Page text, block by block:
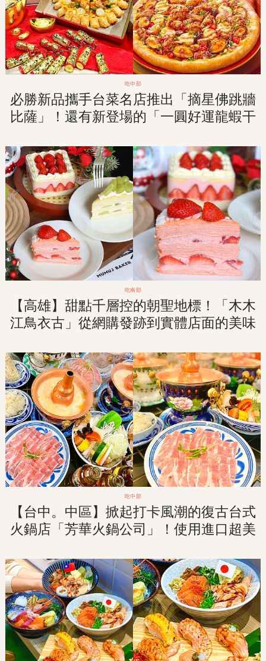
吃中部
必勝新品攜手台菜名店推出「摘星佛跳牆
比薩」！還有新登場的「一圓好運龍蝦干
吃南部
【高雄】甜點千層控的朝聖地標！「木木
江鳥衣古」從網購發跡到實體店面的美味
吃中部
【台中。中區】掀起打卡風潮的復古台式
火鍋店「芳華火鍋公司」！使用進口超美